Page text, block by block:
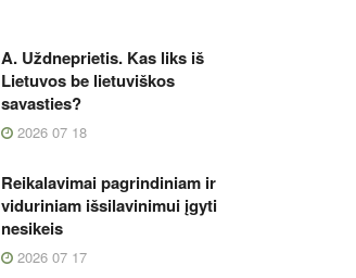
A. Uždneprietis. Kas liks iš
Lietuvos be lietuviškos
savasties?
2026 07 18
Reikalavimai pagrindiniam ir
viduriniam išsilavinimui įgyti
nesikeis
2026 07 17